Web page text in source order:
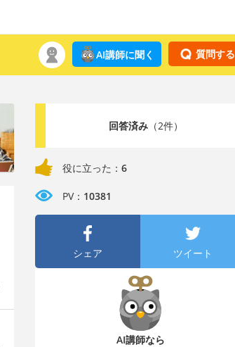
質問する
AI講師に聞く
回答済み（2件）
役に立った： 6
PV： 10381
シェア ツイート
AI講師なら